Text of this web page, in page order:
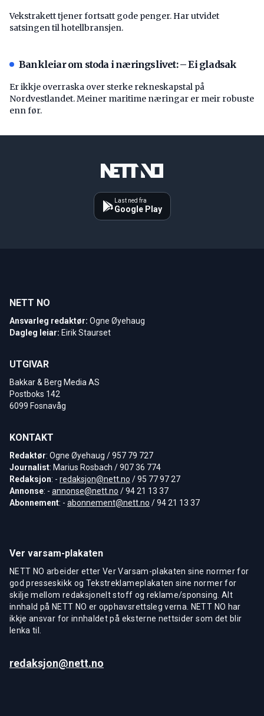
Vekstrakett tjener fortsatt gode penger. Har utvidet
satsingen til hotellbransjen.
Bankleiar om stoda i næringslivet: – Ei gladsak
Er ikkje overraska over sterke rekneskapstal på
Nordvestlandet. Meiner maritime næringar er meir robuste
enn før.
Last ned fra
Google Play
NETT NO
Ansvarleg redaktør: Ogne Øyehaug
Dagleg leiar: Eirik Staurset
UTGIVAR
Bakkar & Berg Media AS
Postboks 142
6099 Fosnavåg
KONTAKT
Redaktør: Ogne Øyehaug / 957 79 727
Journalist: Marius Rosbach / 907 36 774
Redaksjon: - redaksjon@nett.no / 95 77 97 27
Annonse: - annonse@nett.no / 94 21 13 37
Abonnement: - abonnement@nett.no / 94 21 13 37
Ver varsam-plakaten
NETT NO arbeider etter Ver Varsam-plakaten sine normer for
god presseskikk og Tekstreklameplakaten sine normer for
skilje mellom redaksjonelt stoff og reklame/sponsing. Alt
innhald på NETT NO er opphavsrettsleg verna. NETT NO har
ikkje ansvar for innhaldet på eksterne nettsider som det blir
lenka til.
redaksjon@nett.no